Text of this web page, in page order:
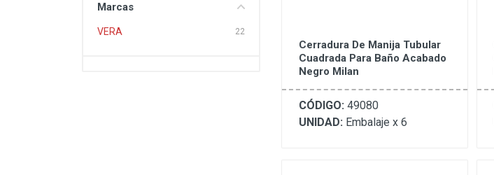
Marcas
VERA 22
Cerradura De Manija Tubular
Cuadrada Para Baño Acabado
Negro Milan
CÓDIGO: 49080
UNIDAD: Embalaje x 6